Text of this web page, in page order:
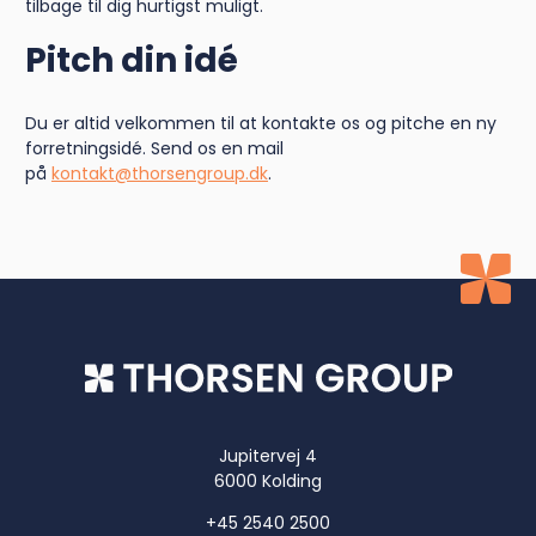
Læs mere
Læs mere
tilbage til dig hurtigst muligt.
Pitch din idé
Du er altid velkommen til at kontakte os og pitche en ny
forretningsidé. Send os en mail
på kontakt@thorsengroup.dk.
Jupitervej 4
6000 Kolding
+45 2540 2500